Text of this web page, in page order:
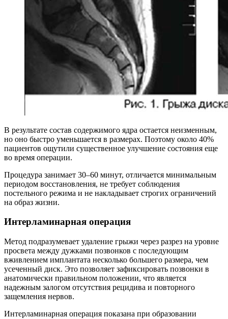
В результате состав содержимого ядра остается неизменным,
но оно быстро уменьшается в размерах. Поэтому около 40%
пациентов ощутили существенное улучшение состояния еще
во время операции.
Процедура занимает 30–60 минут, отличается минимальным
периодом восстановления, не требует соблюдения
постельного режима и не накладывает строгих ограничений
на образ жизни.
Интерламинарная операция
Метод подразумевает удаление грыжи через разрез на уровне
просвета между дужками позвонков с последующим
вживлением имплантата несколько большего размера, чем
усеченный диск. Это позволяет зафиксировать позвонки в
анатомически правильном положении, что является
надежным залогом отсутствия рецидива и повторного
защемления нервов.
Интерламинарная операция показана при образовании